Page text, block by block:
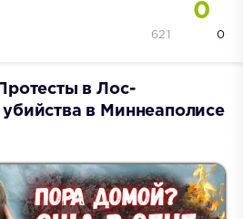
0
0
621
в Лос-
в Миннеаполисе